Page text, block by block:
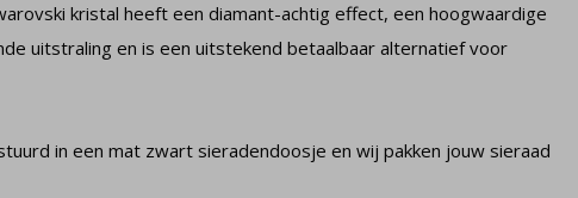
kristal heeft een diamant-achtig effect, een hoogwaardige
uitstraling en is een uitstekend betaalbaar alternatief voor
in een mat zwart sieradendoosje en wij pakken jouw sieraad